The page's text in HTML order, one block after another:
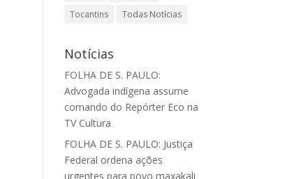
Tocantins
Todas Notícias
Notícias
FOLHA DE S. PAULO:
Advogada indígena assume
comando do Repórter Eco na
TV Cultura
FOLHA DE S. PAULO: Justiça
Federal ordena ações
urgentes para povo maxakali